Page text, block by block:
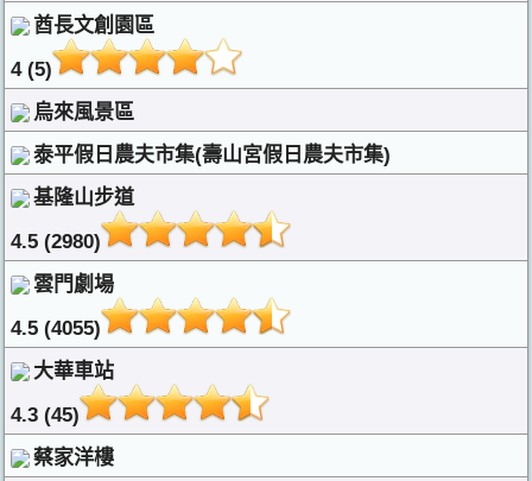
酋長文創園區
4 (5)
烏來風景區
泰平假日農夫市集(壽山宮假日農夫市集)
基隆山步道
4.5 (2980)
雲門劇場
4.5 (4055)
大華車站
4.3 (45)
蔡家洋樓